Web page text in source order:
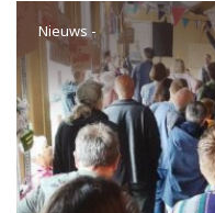
Nieuws -